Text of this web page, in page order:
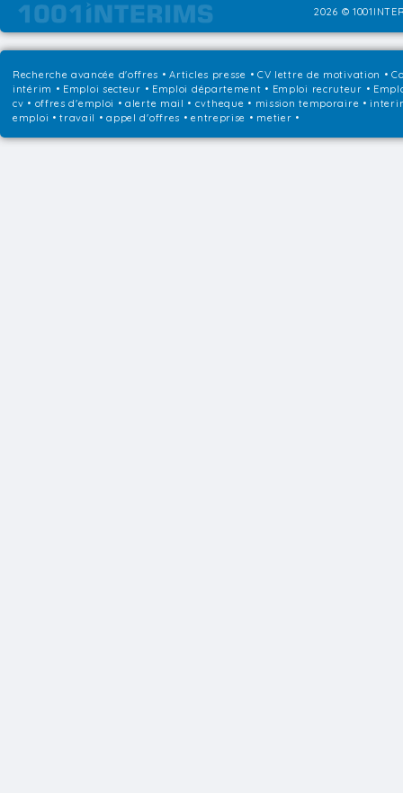
2026 ©
Recherche avancée d'offres •Articles presse • CV lettre de motivation •
intérim • Emploi secteur • Emploi département • Emploi recruteur •
cv • offres d'emploi • alerte mail • cvtheque • mission temporaire •
emploi • travail • appel d'offres • entreprise • metier •